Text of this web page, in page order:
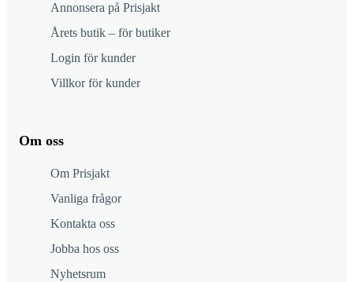
Annonsera på Prisjakt
Årets butik – för butiker
Login för kunder
Villkor för kunder
Om oss
Om Prisjakt
Vanliga frågor
Kontakta oss
Jobba hos oss
Nyhetsrum